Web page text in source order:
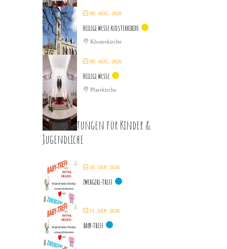
09. AUG. 2026
HEILIGE MESSE KLOSTERKIRCHE
Klosterkirche
09. AUG. 2026
HEILIGE MESSE
Pfarrkirche
Veranstaltungen für Kinder &
Jugendliche
10. SEP. 2026
ZWERGERL-TREFF
11. SEP. 2026
BABY-TREFF